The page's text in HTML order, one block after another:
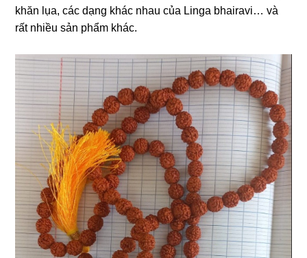
khăn lụa, các dạng khác nhau của Linga bhairavi… và
rất nhiều sản phẩm khác.